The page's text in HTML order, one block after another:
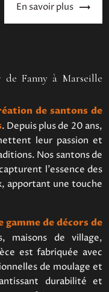
En savoir plus
de Fanny à Marseille
de santons de
. Depuis plus de 20 ans,
leur passion et
Nos santons de
l'essence des
apportant une touche
gamme de décors de
maisons de village,
est fabriquée avec
de moulage et
durabilité et